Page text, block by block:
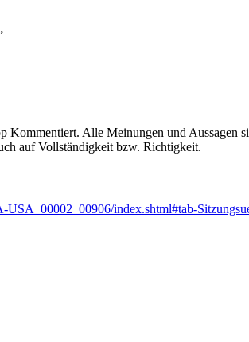
Kommentiert. Alle Meinungen und
auf Vollständigkeit bzw. Richtigkeit.
index.shtml#tab-